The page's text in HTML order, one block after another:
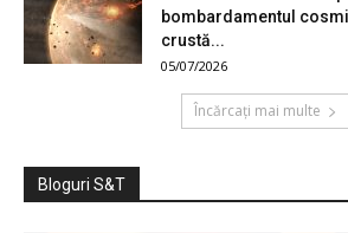
bombardamentul
crustă...
05/07/2026
Încărcați mai multe
Bloguri S&T